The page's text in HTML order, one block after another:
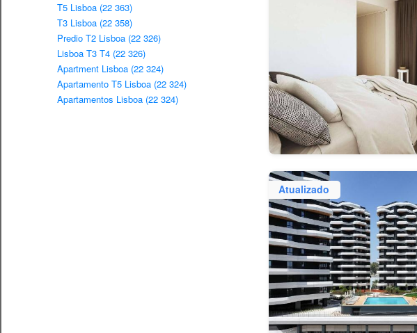
T5 Lisboa (22 363)
T3 Lisboa (22 358)
Predio T2 Lisboa (22 326)
Lisboa T3 T4 (22 326)
Apartment Lisboa (22 324)
Apartamento T5 Lisboa (22 324)
Apartamentos Lisboa (22 324)
Atualizado